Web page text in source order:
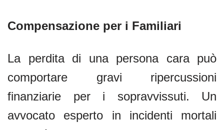
Compensazione per i Familiari
La perdita di una persona cara può
comportare gravi ripercussioni
finanziarie per i sopravvissuti. Un
avvocato esperto in incidenti mortali